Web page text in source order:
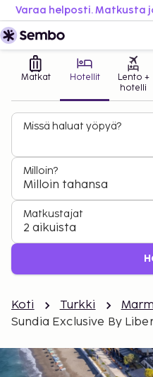
Matkat Hotellit
Lento +
hotelli
Missä haluat yöpyä?
Milloin?
Milloin tahansa
Matkustajat
2 aikuista
Koti Turkki
Sundia Exclusive By